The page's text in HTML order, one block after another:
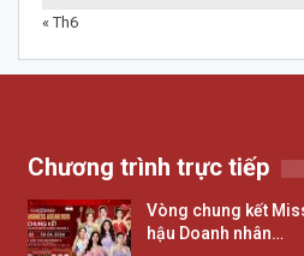
« Th6
Chương trình trực tiếp
Vòng chung kết
hậu Doanh nhân…